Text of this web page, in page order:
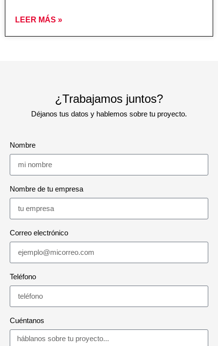
LEER MÁS »
¿Trabajamos juntos?
Déjanos tus datos y hablemos sobre tu proyecto.
Nombre
Nombre de tu empresa
Correo electrónico
Teléfono
Cuéntanos